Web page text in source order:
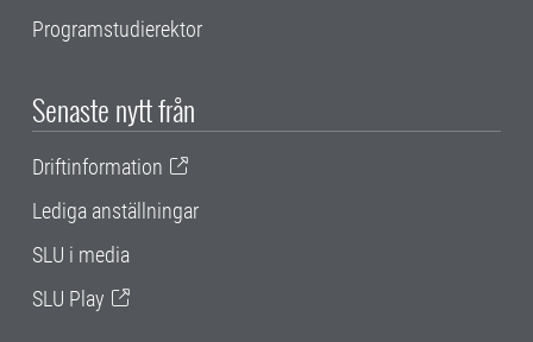
Programstudierektor
Senaste nytt från
Driftinformation
Lediga anställningar
SLU i media
SLU Play